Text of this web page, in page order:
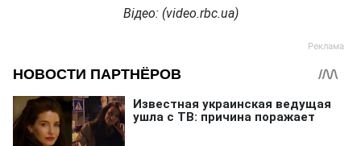
Відео: (video.rbc.ua)